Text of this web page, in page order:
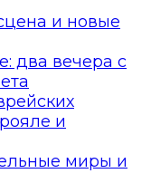
и новые
два вечера с
и
миры и